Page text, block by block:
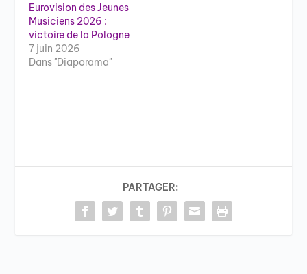
Eurovision des Jeunes
Musiciens 2026 :
victoire de la Pologne
7 juin 2026
Dans "Diaporama"
PARTAGER: